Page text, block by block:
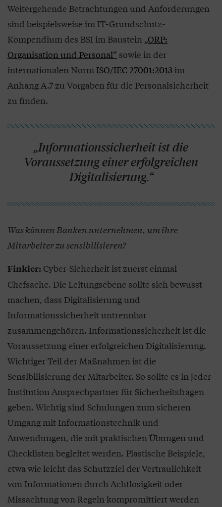
Weitergehende Betrachtungen und Anforderungen
sind beispielsweise im IT-Grundschutz-
Kompendium des BSI im Baustein „ORP:
Organisation und Personal“ sowie in der
internationalen NormISO/IEC 27001:2013 im
Anhang A.7 zu Vorgaben für die Personalsicherheit
zu finden.
„Informationssicherheit ist die
Voraussetzung einer erfolgreichen
Digitalisierung.“
Was können Banken unternehmen, um ihre
Mitarbeiter zu sensibilisieren?
Finkler: Cyber-Sicherheit ist zuerst einmal
Chefsache. Die Leitungsebene sollte sich bewusst
machen, dass Digitalisierung und
Informationssicherheit untrennbar
zusammengehören. Informationssicherheit ist die
Voraussetzung einer erfolgreichen Digitalisierung.
Wichtiger Teil der Maßnahmen ist die
Sensibilisierung der Mitarbeiter. So sollte es in jeder
Institution Ansprechpartner für Sicherheitsfragen
geben. Wichtig sind Schulungen zum sicheren
Umgang mit Informationstechnik und
Anwendungen, die mit praktischen Übungen und
Checklisten begleitet werden. Plastische Beispiele,
etwa wie leicht das Schutzziel der Vertraulichkeit
von Informationen durch Achtlosigkeit oder
Missachtung von Regeln kompromittiert werden